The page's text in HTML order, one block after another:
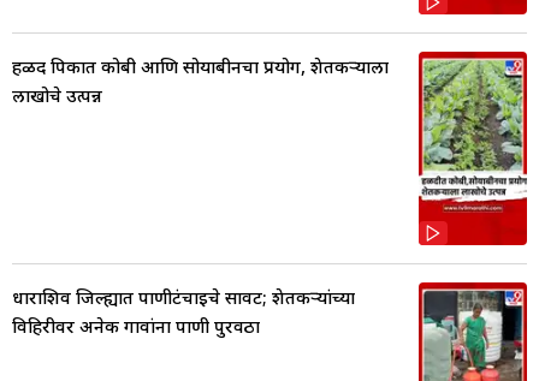
हळद पिकात कोबी आणि सोयाबीनचा प्रयोग, शेतकर्‍याला
लाखोचे उत्पन्न
धाराशिव जिल्ह्यात पाणीटंचाईचे सावट; शेतकऱ्यांच्या
विहिरीवर अनेक गावांना पाणी पुरवठा